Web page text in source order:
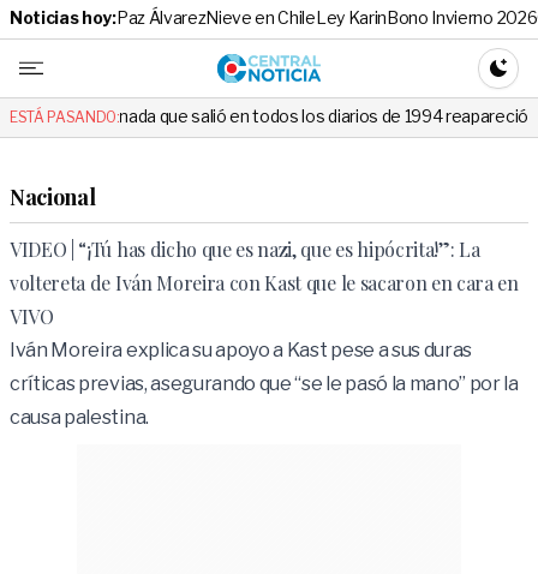
Noticias hoy:Paz ÁlvarezNieve en ChileLey KarinBono Invierno 2026
Central
ESTÁ PASANDO:
que salió en todos los diarios de 1994 reapareció e hizo llorar a
Nacional
VIDEO | “¡Tú has dicho que es nazi, que es hipócrita!”: La
voltereta de Iván Moreira con Kast que le sacaron en cara en
VIVO
Iván Moreira explica su apoyo a Kast pese a sus duras
críticas previas, asegurando que “se le pasó la mano” por la
causa palestina.